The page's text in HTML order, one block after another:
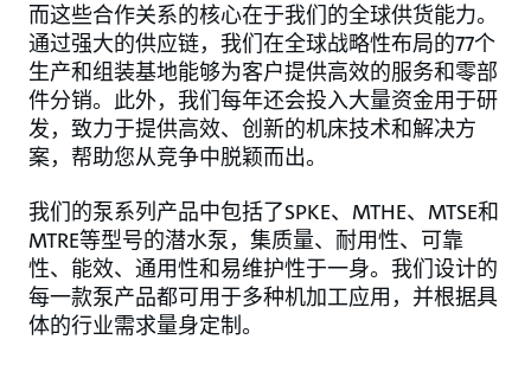
而这些合作关系的核心在于我们的全球供货能力。
通过强大的供应链，我们在全球战略性布局的77个
生产和组装基地能够为客户提供高效的服务和零部
件分销。此外，我们每年还会投入大量资金用于研
发，致力于提供高效、创新的机床技术和解决方
案，帮助您从竞争中脱颖而出。
我们的泵系列产品中包括了SPKE、MTHE、MTSE和
MTRE等型号的潜水泵，集质量、耐用性、可靠
性、能效、通用性和易维护性于一身。我们设计的
每一款泵产品都可用于多种机加工应用，并根据具
体的行业需求量身定制。